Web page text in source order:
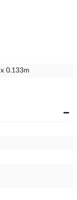
0.133m